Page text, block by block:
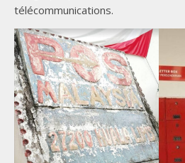
télécommunications.